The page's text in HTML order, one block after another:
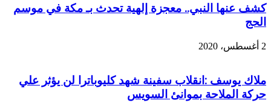
كشف عنها النبي.. معجزة إلهية تحدث بـ مكة في موسم
الحج
2 أغسطس، 2020
ملاك يوسف :انقلاب سفينة شهد كليوباترا لن يؤثر علي
حركة الملاحة بموانئ السويس